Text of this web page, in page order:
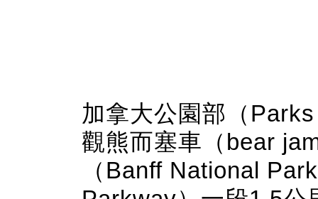
加拿大公園部（
觀熊而塞車（bear
（Banff National